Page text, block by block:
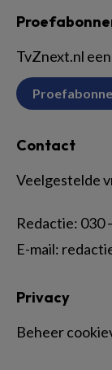
TvZnext.nl
Contact
Veelgestelde
Redactie: 030
E-mail:
Privacy
Beheer